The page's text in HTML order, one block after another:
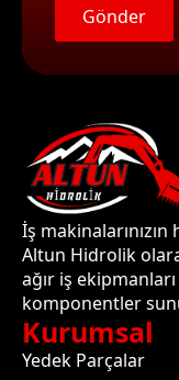
Gönder
İş
Altun Hidrolik
ağır iş
komponentler
Kurumsal
Yedek Parçalar